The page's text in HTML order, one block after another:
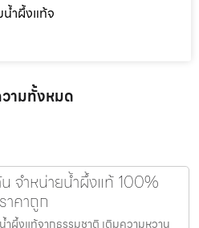
ำผึ้งแท้จ
ามทั้งหมด
จำหน่ายน้ำผึ้งแท้ 100%
คาถูก
ำผึ้งแท้จากธรรมชาติ เติมความหวาน